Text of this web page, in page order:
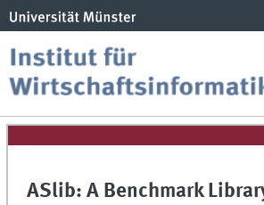
ASlib: A Benchmark